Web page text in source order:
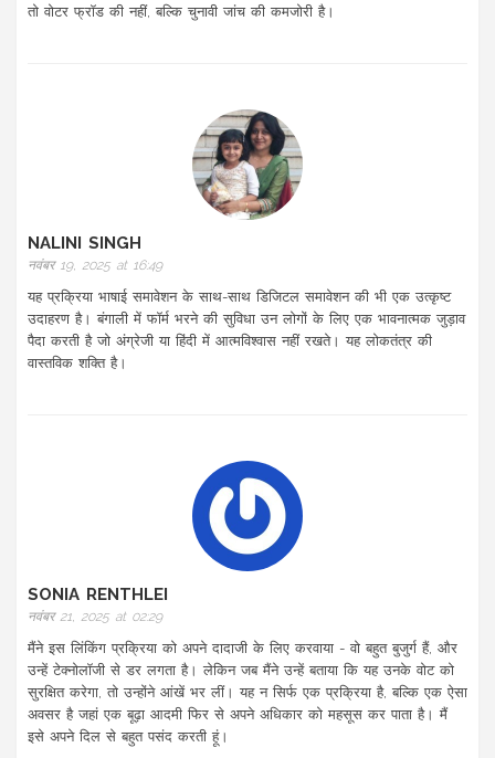
तो वोटर फ्रॉड की नहीं, बल्कि चुनावी जांच की कमजोरी है।
NALINI SINGH
नवंबर 19, 2025 at 16:49
यह प्रक्रिया भाषाई समावेशन के साथ-साथ डिजिटल समावेशन की भी एक उत्कृष्ट
उदाहरण है। बंगाली में फॉर्म भरने की सुविधा उन लोगों के लिए एक भावनात्मक जुड़ाव
पैदा करती है जो अंग्रेजी या हिंदी में आत्मविश्वास नहीं रखते। यह लोकतंत्र की
वास्तविक शक्ति है।
SONIA RENTHLEI
नवंबर 21, 2025 at 02:29
मैंने इस लिंकिंग प्रक्रिया को अपने दादाजी के लिए करवाया - वो बहुत बुजुर्ग हैं, और
उन्हें टेक्नोलॉजी से डर लगता है। लेकिन जब मैंने उन्हें बताया कि यह उनके वोट को
सुरक्षित करेगा, तो उन्होंने आंखें भर लीं। यह न सिर्फ एक प्रक्रिया है, बल्कि एक ऐसा
अवसर है जहां एक बूढ़ा आदमी फिर से अपने अधिकार को महसूस कर पाता है। मैं
इसे अपने दिल से बहुत पसंद करती हूं।